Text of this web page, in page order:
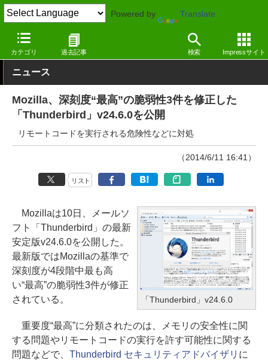
Powered by Translate
カテゴリ 過去記事 検索 Impressサイト
窓の杜 インターネット
ニュース
Mozilla、深刻度“最高”の脆弱性3件を修正した
「Thunderbird」v24.6.0を公開
リモートコードを実行される危険性などに対処
（2014/6/11 16:41）
リスト
「Thunderbird」v24.6.0
Mozillaは10日、メールソ
フト「Thunderbird」の最新
安定版v24.6.0を公開した。
最新版ではMozillaの基準で
深刻度が4段階中最も高
い“最高”の脆弱性3件が修正
されている。
重要度“最高”に分類されたのは、メモリの安全性に関
する問題やリモートコードの実行を許す可能性に関する
問題などで、 Thunderbird セキュリティアドバイザリ に